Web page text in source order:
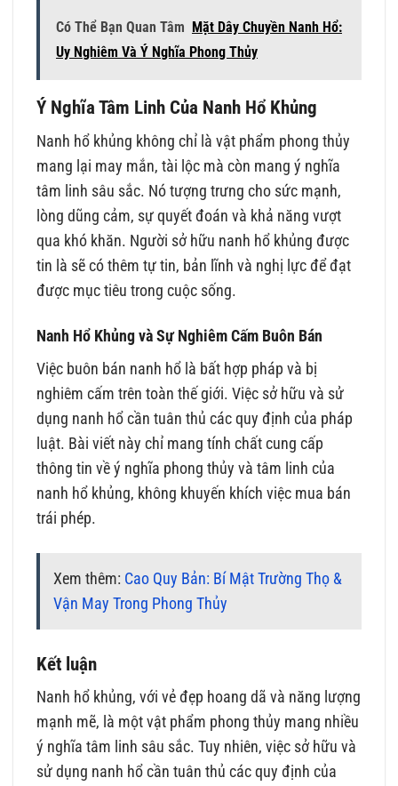
Có Thể Bạn Quan Tâm
Mặt Dây Chuyền Nanh Hổ:
Uy Nghiêm Và Ý Nghĩa Phong Thủy
Ý Nghĩa Tâm Linh Của Nanh Hổ Khủng
Nanh hổ khủng không chỉ là vật phẩm phong thủy
mang lại may mắn, tài lộc mà còn mang ý nghĩa
tâm linh sâu sắc. Nó tượng trưng cho sức mạnh,
lòng dũng cảm, sự quyết đoán và khả năng vượt
qua khó khăn. Người sở hữu nanh hổ khủng được
tin là sẽ có thêm tự tin, bản lĩnh và nghị lực để đạt
được mục tiêu trong cuộc sống.
Nanh Hổ Khủng và Sự Nghiêm Cấm Buôn Bán
Việc buôn bán nanh hổ là bất hợp pháp và bị
nghiêm cấm trên toàn thế giới. Việc sở hữu và sử
dụng nanh hổ cần tuân thủ các quy định của pháp
luật. Bài viết này chỉ mang tính chất cung cấp
thông tin về ý nghĩa phong thủy và tâm linh của
nanh hổ khủng, không khuyến khích việc mua bán
trái phép.
Xem thêm: Cao Quy Bản: Bí Mật Trường Thọ &
Vận May Trong Phong Thủy
Kết luận
Nanh hổ khủng, với vẻ đẹp hoang dã và năng lượng
mạnh mẽ, là một vật phẩm phong thủy mang nhiều
ý nghĩa tâm linh sâu sắc. Tuy nhiên, việc sở hữu và
sử dụng nanh hổ cần tuân thủ các quy định của